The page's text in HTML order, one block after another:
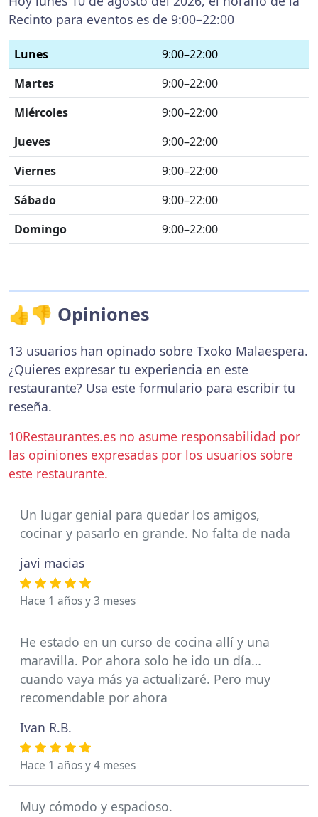
Recinto para eventos es de 9:00–22:00
Lunes
9:00–22:00
Martes
9:00–22:00
Miércoles
9:00–22:00
Jueves
9:00–22:00
Viernes
9:00–22:00
Sábado
9:00–22:00
Domingo
9:00–22:00
👍👎 Opiniones
13 usuarios han opinado sobre Txoko Malaespera.
¿Quieres expresar tu experiencia en este
restaurante? Usa este formulario para escribir tu
reseña.
10Restaurantes.es no asume responsabilidad por
las opiniones expresadas por los usuarios sobre
este restaurante.
Un lugar genial para quedar los amigos,
cocinar y pasarlo en grande. No falta de nada
javi macias
Hace 1 años y 3 meses
He estado en un curso de cocina allí y una
maravilla. Por ahora solo he ido un día…
cuando vaya más ya actualizaré. Pero muy
recomendable por ahora
Ivan R.B.
Hace 1 años y 4 meses
Muy cómodo y espacioso.